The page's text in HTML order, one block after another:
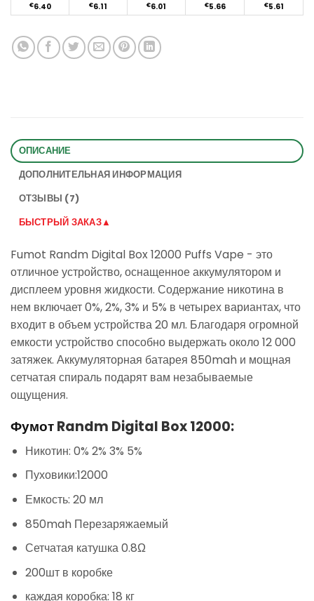
€6.40 €6.11 €6.01 €5.66 €5.61
ОПИСАНИЕ
ДОПОЛНИТЕЛЬНАЯ ИНФОРМАЦИЯ
ОТЗЫВЫ (7)
БЫСТРЫЙ ЗАКАЗ▲
Fumot Randm Digital Box 12000 Puffs Vape - это
отличное устройство, оснащенное аккумулятором и
дисплеем уровня жидкости. Содержание никотина в
нем включает 0%, 2%, 3% и 5% в четырех вариантах, что
входит в объем устройства 20 мл. Благодаря огромной
емкости устройство способно выдержать около 12 000
затяжек. Аккумуляторная батарея 850mah и мощная
сетчатая спираль подарят вам незабываемые
ощущения.
ФумотRandm Digital Box 12000:
Никотин: 0% 2% 3% 5%
Пуховики:12000
Емкость: 20 мл
850mah Перезаряжаемый
Сетчатая катушка 0.8Ω
200шт в коробке
каждая коробка: 18 кг